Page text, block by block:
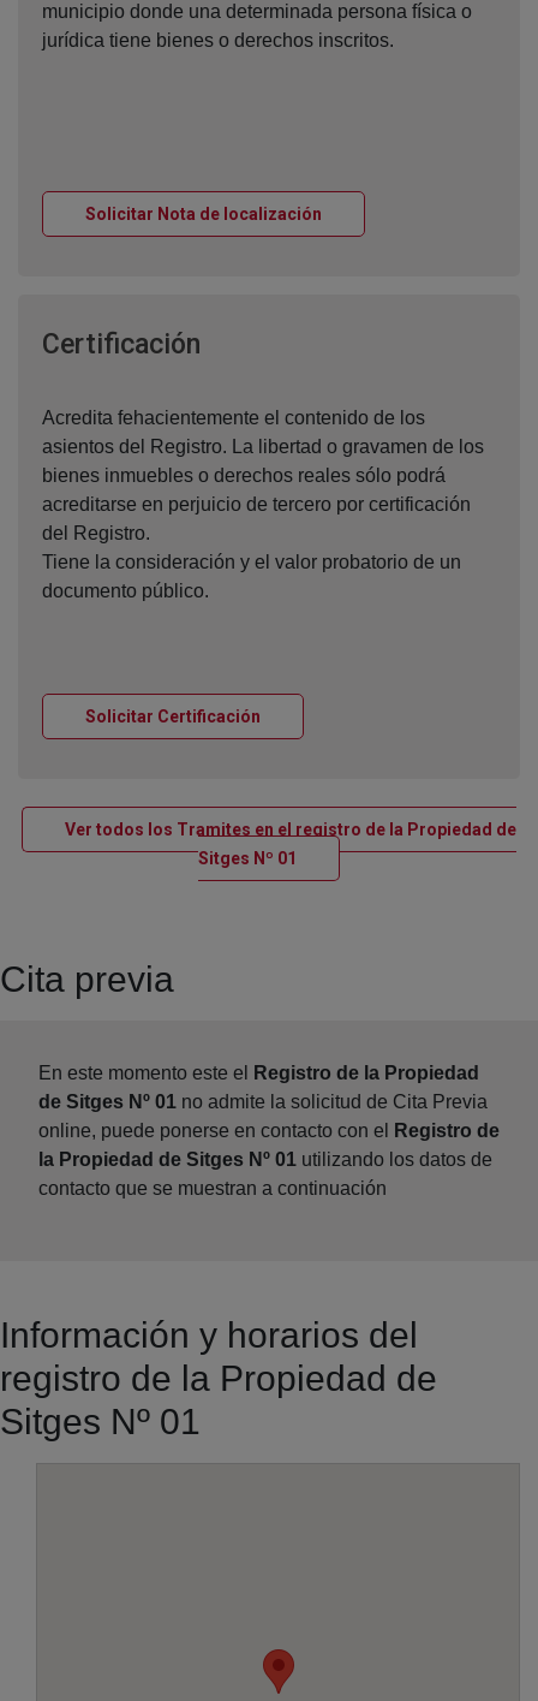
municipio donde una determinada persona física o
jurídica tiene bienes o derechos inscritos.
Solicitar Nota de localización
Certificación
Acredita fehacientemente el contenido de los
asientos del Registro. La libertad o gravamen de los
bienes inmuebles o derechos reales sólo podrá
acreditarse en perjuicio de tercero por certificación
del Registro.
Tiene la consideración y el valor probatorio de un
documento público.
Solicitar Certificación
Ver todos los Tramites en el registro de la Propiedad de
Sitges Nº 01
Ventana nueva
Cita previa
En este momento este el
Registro de la Propiedad
de Sitges Nº 01 no admite la solicitud de Cita Previa
online, puede ponerse en contacto con el
Registro de
la Propiedad de Sitges Nº 01 utilizando los datos de
contacto que se muestran a continuación
Información y horarios del
registro de la Propiedad de
Sitges Nº 01